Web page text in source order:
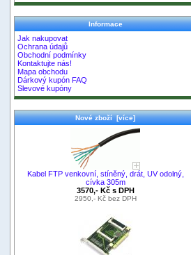
Informace
Jak nakupovat
Ochrana údajů
Obchodní podmínky
Kontaktujte nás!
Mapa obchodu
Dárkový kupón FAQ
Slevové kupóny
Nové zboží [více]
Kabel FTP venkovní, stíněný, drát, UV odolný,
cívka 305m
3570,- Kč s DPH
2950,- Kč bez DPH